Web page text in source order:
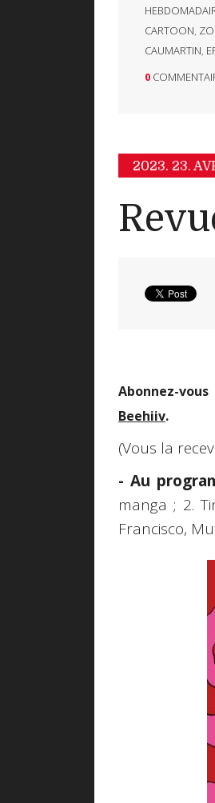
CARTOON,
CAUMARTIN,
0
2023. 23.
Abonnez-
Beehiiv.
(Vous la
- Au
manga ; 2.
Francisco,